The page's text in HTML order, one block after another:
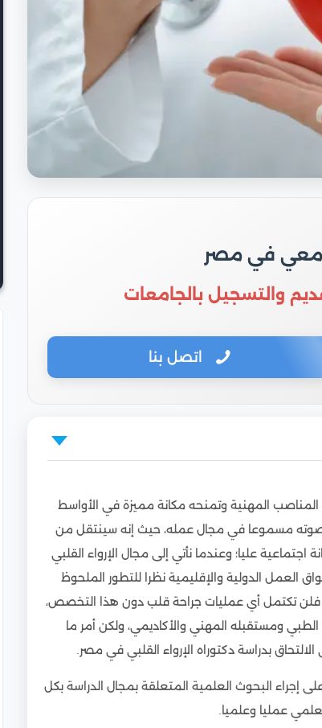
في مصر
والتسجيل بالجامعات
اتصل بنا
المميز
الوافدين؟
المناصب المهنية وتمنحه مكانة مميزة في الأواسط
صوته مسموعا في مجال عمله، حيث إنه سينتقل من
عليا؛ وعندما نأتي إلى مجال الإرواء القلبي
العمل الدولية والإقليمية نظرا للتطور الملحوظ
فلن تكتمل أي عمليات جراحة قلب دون هذا التخصص،
ومستقبله المهني والأكاديمي، ولكن أمر ما
بدراسة دكتوراه الإرواء القلبي في مصر.
إجراء البحوث العلمية المتعلقة بمجال الدراسة بكل
عمليا وعلميا.